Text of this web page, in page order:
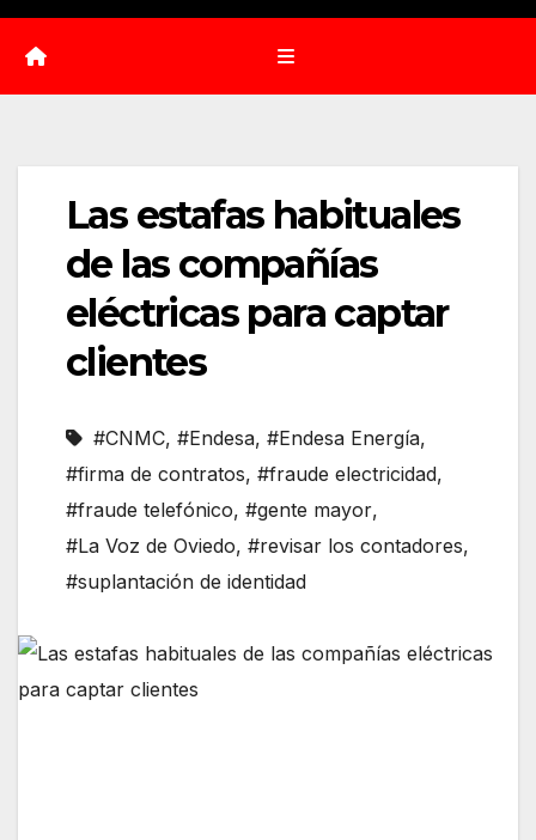
Las estafas habituales
de las compañías
eléctricas para captar
clientes
#CNMC, #Endesa, #Endesa Energía,
#firma de contratos, #fraude electricidad,
#fraude telefónico, #gente mayor,
#La Voz de Oviedo, #revisar los contadores,
#suplantación de identidad